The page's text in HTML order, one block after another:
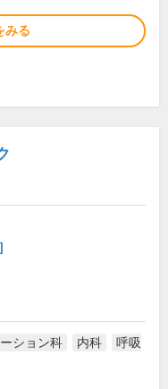
みる
ション科 内科
呼吸